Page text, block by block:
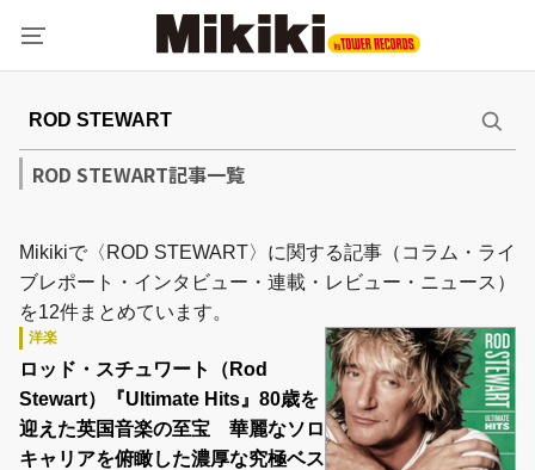
ROD STEWART記事一覧
Mikikiで〈ROD STEWART〉に関する記事（コラム・ライ
ブレポート・インタビュー・連載・レビュー・ニュース）
を12件まとめています。
洋楽
ロッド・スチュワート（Rod
Stewart）『Ultimate Hits』80歳を
迎えた英国音楽の至宝 華麗なソロ
キャリアを俯瞰した濃厚な究極ベス